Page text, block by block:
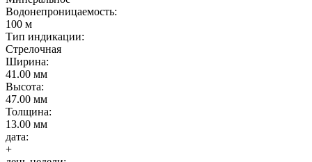
Водонепроницаемость:
100 м
Тип индикации:
Стрелочная
Ширина:
41.00 мм
Высота:
47.00 мм
Толщина:
13.00 мм
дата:
+